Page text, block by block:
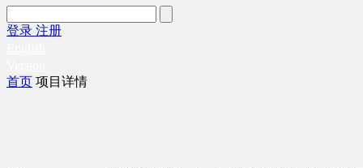
登录 注册
首页 项目详情